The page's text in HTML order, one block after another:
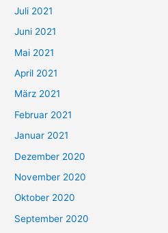
a
c
h
:
Juli 2021
Juni 2021
Mai 2021
April 2021
März 2021
Februar 2021
Januar 2021
Dezember 2020
November 2020
Oktober 2020
September 2020